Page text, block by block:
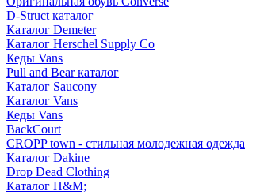
D-Struct каталог
Каталог Demeter
Каталог Herschel Supply Co
Кеды Vans
Pull and Bear каталог
Каталог Saucony
Каталог Vans
Кеды Vans
BackCourt
CROPP town - стильная молодежная одежда
Каталог Dakine
Drop Dead Clothing
Каталог H&M;